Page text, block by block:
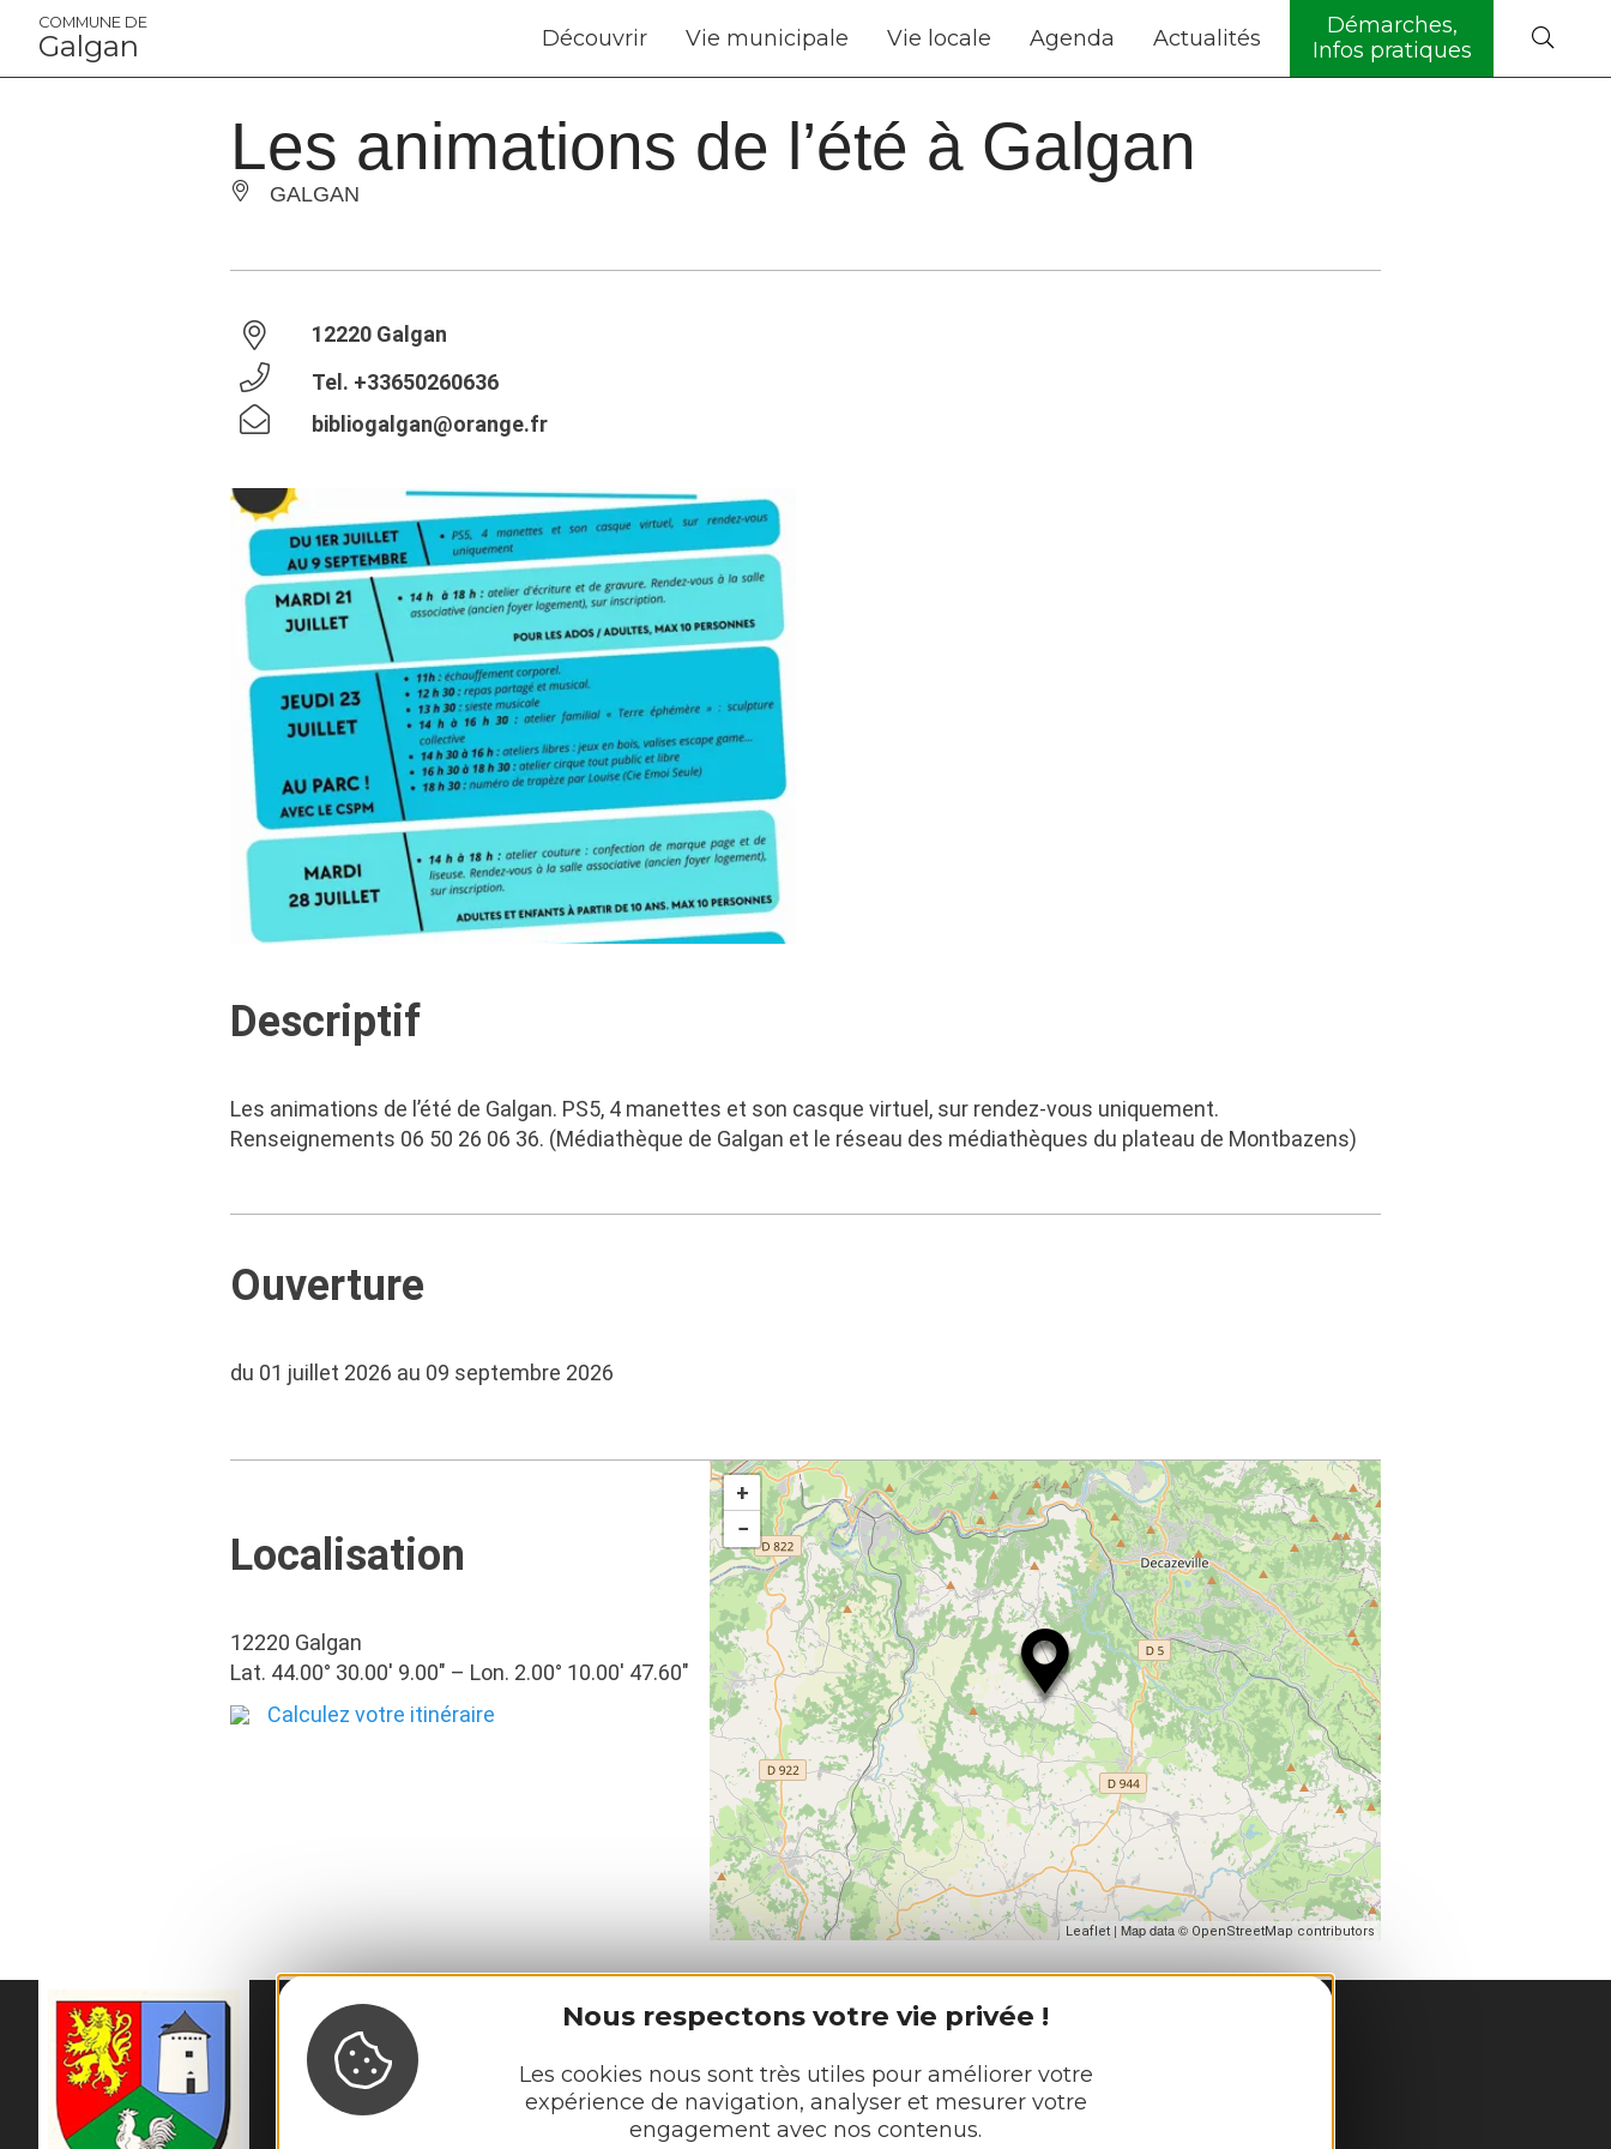
Panneau de gestion des cookies
Nous respectons votre vie privée !
Les cookies nous sont très utiles pour améliorer votre
expérience de navigation, analyser et mesurer votre
engagement avec nos contenus.
COMMUNE DE
Galgan Découvrir Vie municipale Vie locale Agenda Actualités
Démarches,
Infos pratiques
Les animations de l’été à Galgan
GALGAN
12220 Galgan
Tel. +33650260636
bibliogalgan@orange.fr
Descriptif
Les animations de l’été de Galgan. PS5, 4 manettes et son casque virtuel, sur rendez-vous uniquement.
Renseignements 06 50 26 06 36. (Médiathèque de Galgan et le réseau des médiathèques du plateau de Montbazens)
Ouverture
du 01 juillet 2026 au 09 septembre 2026
Localisation
12220 Galgan
Lat. 44.00° 30.00′ 9.00″ – Lon. 2.00° 10.00′ 47.60″
Calculez votre itinéraire
+
−
Leaflet| Map data © OpenStreetMap contributors
MAIRIE DE
GALGAN
56 Rue du Cantou
Découvrir